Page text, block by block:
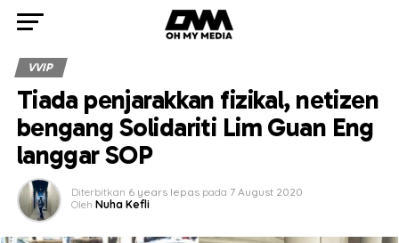
VVIP
Tiada penjarakkan fizikal, netizen
bengang Solidariti Lim Guan Eng
langgar SOP
Diterbitkan 6 years lepas pada 7 August 2020
Oleh Nuha Kefli